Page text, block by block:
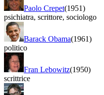
Paolo Crepet(1951)
psichiatra, scrittore, sociologo
Barack Obama(1961)
politico
Fran Lebowitz(1950)
scrittrice